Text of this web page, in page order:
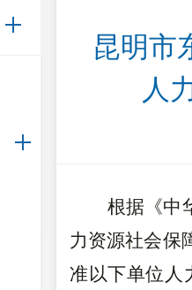
昆明市
人
根据《中
力资源社会保
准 以下单位人